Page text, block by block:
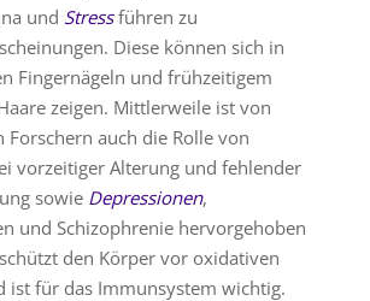
und Stressführen zu
Diese können sich in
Fingernägeln und frühzeitigem
zeigen. Mittlerweile ist von
Forschern auch die Rolle von
vorzeitiger Alterung und fehlender
sowie Depressionen,
und Schizophrenie hervorgehoben
den Körper vor oxidativen
ist für das Immunsystem wichtig.